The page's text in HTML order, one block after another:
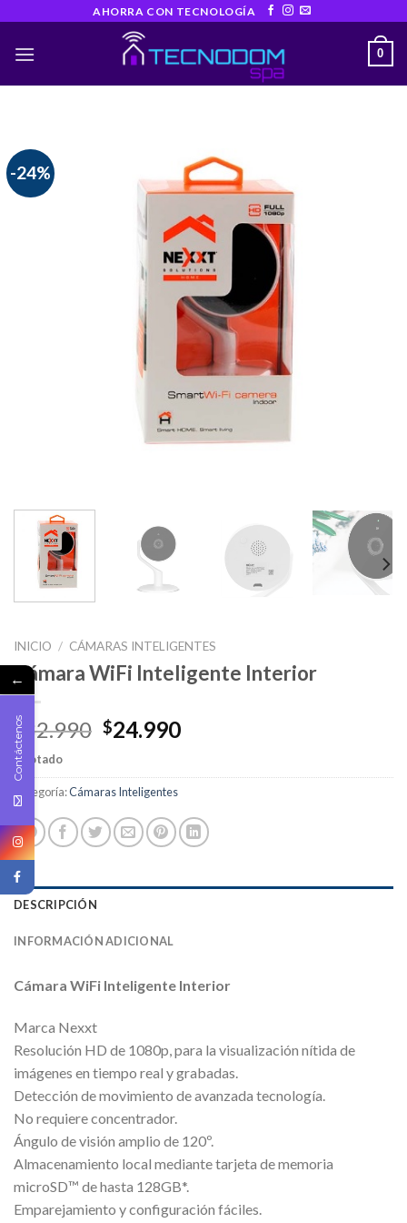
content
AHORRA CON TECNOLOGÍA
0
-24%
INICIO / CÁMARAS INTELIGENTES
Cámara WiFi Inteligente Interior
$ 32.990 $24.990
Agotado
Categoría:Cámaras Inteligentes
DESCRIPCIÓN
INFORMACIÓN ADICIONAL
Cámara WiFi Inteligente Interior
Marca Nexxt
Resolución HD de 1080p, para la visualización nítida de
imágenes en tiempo real y grabadas.
Detección de movimiento de avanzada tecnología.
No requiere concentrador.
Ángulo de visión amplio de 120º.
Almacenamiento local mediante tarjeta de memoria
microSD™ de hasta 128GB*.
Emparejamiento y configuración fáciles.
←
Contáctenos